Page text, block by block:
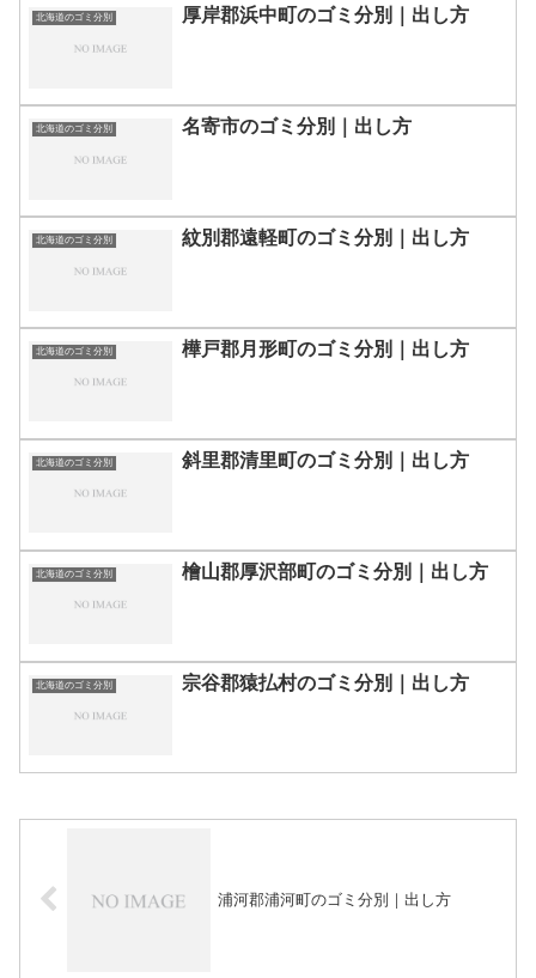
北海道のゴミ分別 厚岸郡浜中町のゴミ分別｜出し方
北海道のゴミ分別 名寄市のゴミ分別｜出し方
北海道のゴミ分別 紋別郡遠軽町のゴミ分別｜出し方
北海道のゴミ分別 樺戸郡月形町のゴミ分別｜出し方
北海道のゴミ分別 斜里郡清里町のゴミ分別｜出し方
北海道のゴミ分別 檜山郡厚沢部町のゴミ分別｜出し方
北海道のゴミ分別 宗谷郡猿払村のゴミ分別｜出し方
浦河郡浦河町のゴミ分別｜出し方